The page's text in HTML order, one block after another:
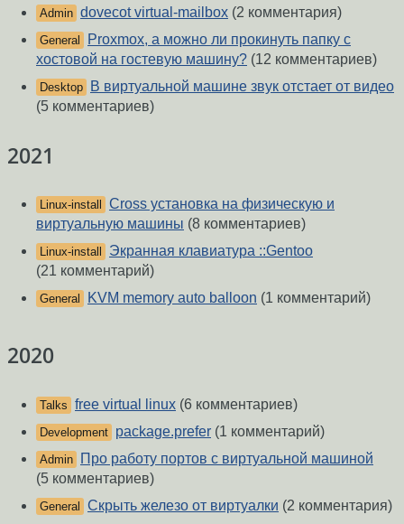
Admin dovecot virtual-mailbox (2 комментария)
General
Proxmox, а можно ли прокинуть папку с
хостовой на гостевую машину? (12 комментариев)
Desktop
В виртуальной машине звук отстает от видео
(5 комментариев)
2021
Linux-install
Cross установка на физическую и
виртуальную машины (8 комментариев)
Linux-install
Экранная клавиатура ::Gentoo
(21 комментарий)
General KVM memory auto balloon (1 комментарий)
2020
Talks free virtual linux (6 комментариев)
Development package.prefer (1 комментарий)
Admin
Про работу портов с виртуальной машиной
(5 комментариев)
General Скрыть железо от виртуалки (2 комментария)